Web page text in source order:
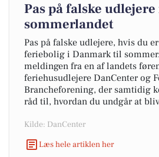
Pas på falske udlejere
sommerlandet
Pas på falske udlejere, hvis du
feriebolig i Danmark til
meldingen fra en af landets
feriehusudlejere DanCenter og
Brancheforening, der samtidig
råd til, hvordan du undgår at
Kilde: DanCenter
Læs hele artiklen her